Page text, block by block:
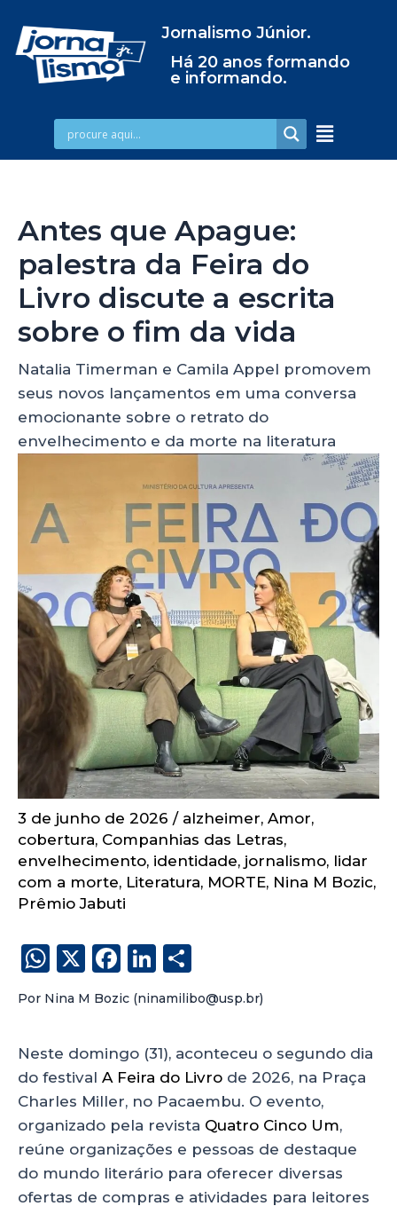
Jornalismo Júnior.
Há 20 anos formando
e informando.
Antes que Apague:
palestra da Feira do
Livro discute a escrita
sobre o fim da vida
Natalia Timerman e Camila Appel promovem
seus novos lançamentos em uma conversa
emocionante sobre o retrato do
envelhecimento e da morte na literatura
3 de junho de 2026 / alzheimer, Amor,
cobertura, Companhias das Letras,
envelhecimento, identidade, jornalismo, lidar
com a morte, Literatura, MORTE, Nina M Bozic,
Prêmio Jabuti
W
h
ts
A
p
p
X
F
a
c
e
b
o
o
k
Li
n
e
dI
n
h
a
re
Por Nina M Bozic (ninamilibo@usp.br)
Neste domingo (31), aconteceu o segundo dia
do festival A Feira do Livro de 2026, na Praça
Charles Miller, no Pacaembu. O evento,
organizado pela revista Quatro Cinco Um,
reúne organizações e pessoas de destaque
do mundo literário para oferecer diversas
ofertas de compras e atividades para leitores